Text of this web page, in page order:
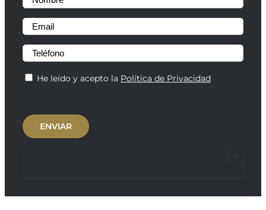
He leído y acepto la Política de Privacidad